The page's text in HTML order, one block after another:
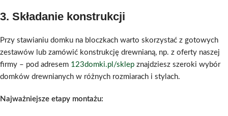
3. Składanie konstrukcji
Przy stawianiu domku na bloczkach warto skorzystać z gotowych
zestawów lub zamówić konstrukcję drewnianą, np. z oferty naszej
firmy – pod adresem 123domki.pl/sklep znajdziesz szeroki wybór
domków drewnianych w różnych rozmiarach i stylach.
Najważniejsze etapy montażu: